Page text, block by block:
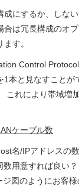
成にするか、しな
合は冗長構成のオ
す。
Control
1本と見なすことが
これにより帯域増
ケーブル数
名/IPアドレスの
用意すれば良い？
ジ図のようにお客